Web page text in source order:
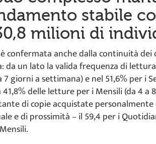
stabile
milioni di
confermata anche dalla continuità dei
un lato la valida frequenza di
giorni a settimana) e nel 51,6% per i
delle letture per i Mensili (da 4 a
di copie acquistate
e di prossimità – il 59,4 per i